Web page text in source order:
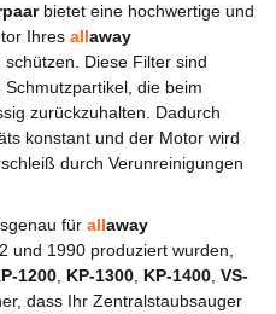
bietet eine hochwertige und
Ihres allaway
schützen. Diese Filter sind
die beim
zurückzuhalten. Dadurch
konstant und der Motor wird
durch Verunreinigungen
für allaway
und 1990 produziert wurden,
1200 KP-1300 KP-1400 VS-
dass Ihr Zentralstaubsauger